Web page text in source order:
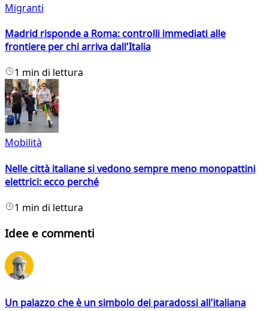
Migranti
Madrid risponde a Roma: controlli immediati alle
frontiere per chi arriva dall'Italia
1 min di lettura
Mobilità
Nelle città italiane si vedono sempre meno monopattini
elettrici: ecco perché
1 min di lettura
Idee e commenti
Un palazzo che è un simbolo dei paradossi all'italiana